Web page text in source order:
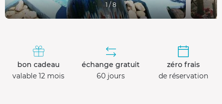
1 / 8
bon cadeau
valable 12 mois
échange gratuit
60 jours
zéro frais
de réservation